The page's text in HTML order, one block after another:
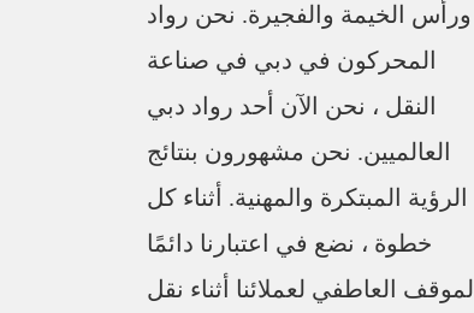
ورأس الخيمة والفجيرة. نحن رواد
المحركون في دبي في صناعة
النقل ، نحن الآن أحد رواد دبي
العالميين. نحن مشهورون بنتائج
الرؤية المبتكرة والمهنية. أثناء كل
خطوة ، نضع في اعتبارنا دائمًا
الموقف العاطفي لعملائنا أثناء نقل